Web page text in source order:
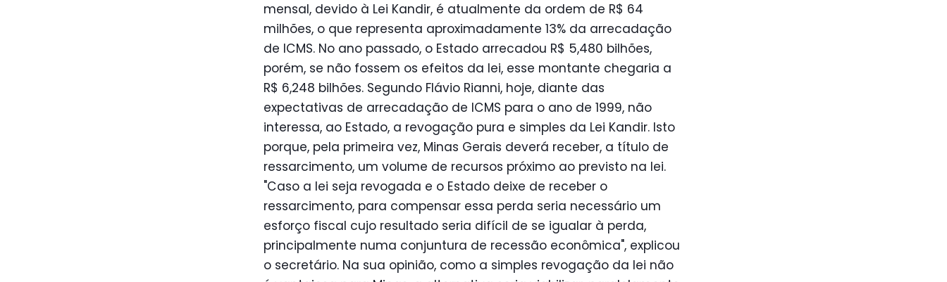
mensal, devido à Lei Kandir, é atualmente da ordem de R$ 64
milhões, o que representa aproximadamente 13% da arrecadação
de ICMS. No ano passado, o Estado arrecadou R$ 5,480 bilhões,
porém, se não fossem os efeitos da lei, esse montante chegaria a
R$ 6,248 bilhões. Segundo Flávio Rianni, hoje, diante das
expectativas de arrecadação de ICMS para o ano de 1999, não
interessa, ao Estado, a revogação pura e simples da Lei Kandir. Isto
porque, pela primeira vez, Minas Gerais deverá receber, a título de
ressarcimento, um volume de recursos próximo ao previsto na lei.
"Caso a lei seja revogada e o Estado deixe de receber o
ressarcimento, para compensar essa perda seria necessário um
esforço fiscal cujo resultado seria difícil de se igualar à perda,
principalmente numa conjuntura de recessão econômica", explicou
o secretário. Na sua opinião, como a simples revogação da lei não